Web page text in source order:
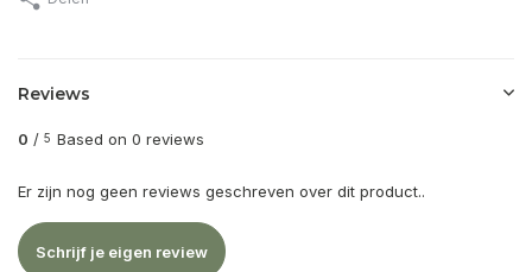
Reviews
0 / 5 Based on 0 reviews
Er zijn nog geen reviews geschreven over dit product..
Schrijf je eigen review